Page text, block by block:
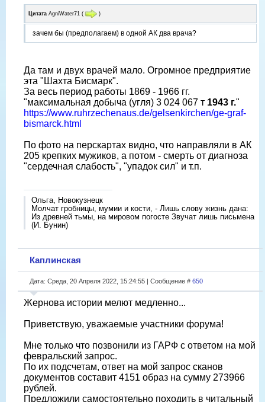
Цитата AgniWater71 ( )
зачем бы (предполагаем) в одной АК два врача?
Да там и двух врачей мало. Огромное предприятие
эта "Шахта Бисмарк".
За весь период работы 1869 - 1966 гг.
"максимальная добыча (угля) 3 024 067 т 1943 г."
https://www.ruhrzechenaus.de/gelsenkirchen/ge-graf-
bismarck.html
По фото на перскартах видно, что направляли в АК
205 крепких мужиков, а потом - смерть от диагноза
"сердечная слабость", "упадок сил" и т.п.
Ольга, Новокузнецк
Молчат гробницы, мумии и кости, - Лишь слову жизнь дана:
Из древней тьмы, на мировом погосте Звучат лишь письмена
(И. Бунин)
Каплинская
Дата: Среда, 20 Апреля 2022, 15:24:55 | Сообщение # 650
Жернова истории мелют медленно...
Приветствую, уважаемые участники форума!
Мне только что позвонили из ГАРФ с ответом на мой
февральский запрос.
По их подсчетам, ответ на мой запрос сканов
документов составит 4151 образ на сумму 273966
рублей.
Предложили самостоятельно походить в читальный